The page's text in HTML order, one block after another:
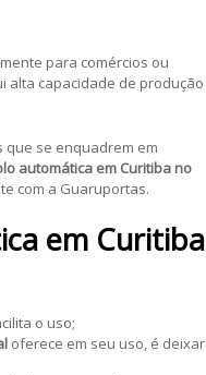
para comércios ou
alta capacidade de produção
se enquadrem em
automática em Curitiba no
com a Guaruportas.
em Curitiba
o uso;
oferece em seu uso, é deixar